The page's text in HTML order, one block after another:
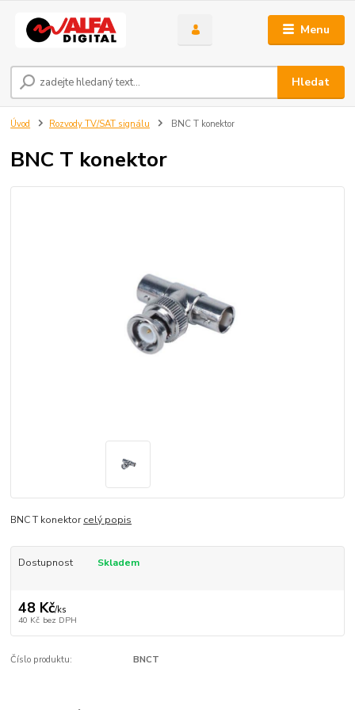
Menu
Hledat
Úvod Rozvody TV/SAT signálu BNC T konektor
BNC T konektor
BNC T konektorcelý popis
Dostupnost Skladem
48 Kč/ks
40 Kč bez DPH
Číslo produktu: BNCT